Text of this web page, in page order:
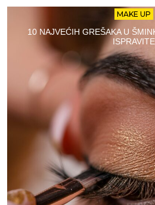
MAKE UP
10 NAJVEĆIH GREŠAKA U
ISPRAVITE